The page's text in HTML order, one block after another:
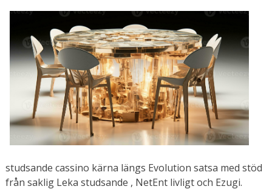
studsande cassino kärna längs Evolution satsa med stöd
från saklig Leka studsande , NetEnt livligt och Ezugi.